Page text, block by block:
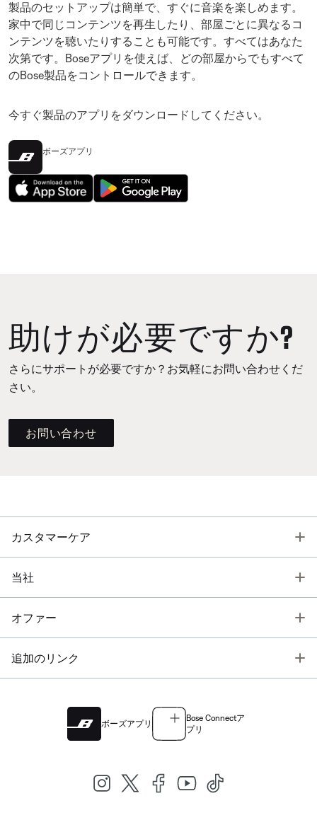
製品のセットアップは簡単で、すぐに音楽を楽しめます。
家中で同じコンテンツを再生したり、部屋ごとに異なるコ
ンテンツを聴いたりすることも可能です。すべてはあなた
次第です。Boseアプリを使えば、どの部屋からでもすべて
のBose製品をコントロールできます。
今すぐ製品のアプリをダウンロードしてください。
ボーズアプリ
助けが必要ですか?
さらにサポートが必要ですか？お気軽にお問い合わせくだ
さい。
お問い合わせ
カスタマーケア
当社
オファー
追加のリンク
ボーズアプリ
Bose Connectア
プリ